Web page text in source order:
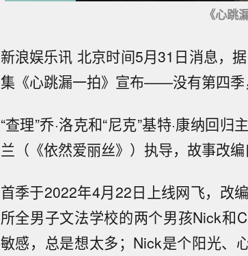
《心跳
新浪娱乐讯 北京时间5月31日消息，
集《心跳漏一拍》宣布——没有第四季
“查理”乔·洛克和“尼克”基特·康纳回
兰（《依然爱丽丝》）执导，故事改
首季于2022年4月22日上线网飞，改
所全男子文法学校的两个男孩Nick和
敏感，总是想太多；Nick是个阳光、